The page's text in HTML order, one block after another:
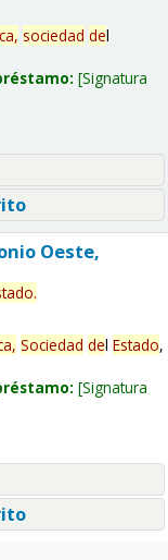
sociedad del
Signatura
Oeste,
.
Sociedad del Estado,
Signatura